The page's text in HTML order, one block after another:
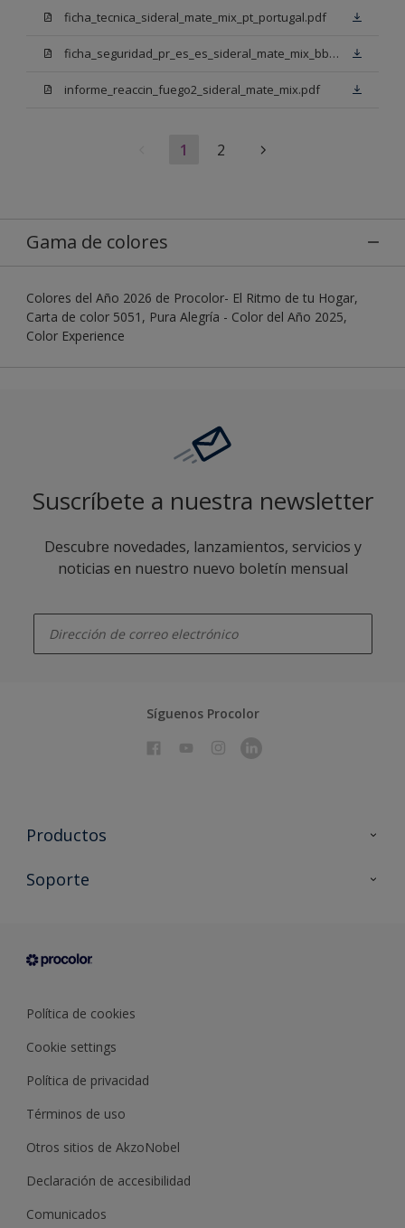
ficha_tecnica_sideral_mate_mix_pt_portugal.pdf
ficha_seguridad_pr_es_es_sideral_mate_mix_bb.pdf
informe_reaccin_fuego2_sideral_mate_mix.pdf
1 2
Gama de colores
Colores del Año 2026 de Procolor- El Ritmo de tu Hogar,
Carta de color 5051, Pura Alegría - Color del Año 2025,
Color Experience
Suscríbete a nuestra newsletter
Descubre novedades, lanzamientos, servicios y
noticias en nuestro nuevo boletín mensual
Síguenos Procolor
Productos
Todos los productos
Condiciones generales de venta
Soporte
Sobre Procolor
Política de cookies
Cookie settings
Política de privacidad
Términos de uso
Otros sitios de AkzoNobel
Declaración de accesibilidad
Comunicados